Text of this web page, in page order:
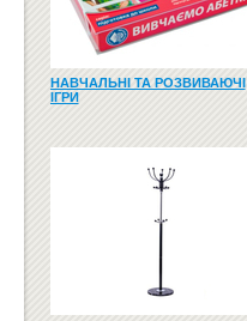
НАВЧАЛЬНІ ТА РОЗВИВАЮЧІ
ІГРИ